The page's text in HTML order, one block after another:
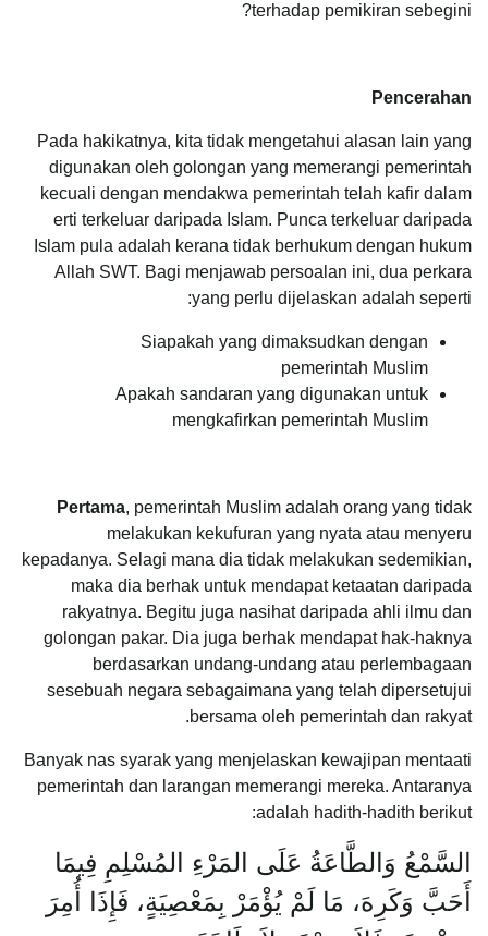
terhadap pemikiran sebegini?
Pencerahan
Pada hakikatnya, kita tidak mengetahui alasan lain yang
digunakan oleh golongan yang memerangi pemerintah
kecuali dengan mendakwa pemerintah telah kafir dalam
erti terkeluar daripada Islam. Punca terkeluar daripada
Islam pula adalah kerana tidak berhukum dengan hukum
Allah SWT. Bagi menjawab persoalan ini, dua perkara
yang perlu dijelaskan adalah seperti:
Siapakah yang dimaksudkan dengan
pemerintah Muslim
Apakah sandaran yang digunakan untuk
mengkafirkan pemerintah Muslim
Pertama, pemerintah Muslim adalah orang yang tidak
melakukan kekufuran yang nyata atau menyeru
kepadanya. Selagi mana dia tidak melakukan sedemikian,
maka dia berhak untuk mendapat ketaatan daripada
rakyatnya. Begitu juga nasihat daripada ahli ilmu dan
golongan pakar. Dia juga berhak mendapat hak-haknya
berdasarkan undang-undang atau perlembagaan
sesebuah negara sebagaimana yang telah dipersetujui
bersama oleh pemerintah dan rakyat.
Banyak nas syarak yang menjelaskan kewajipan mentaati
pemerintah dan larangan memerangi mereka. Antaranya
adalah hadith-hadith berikut:
السَّمْعُ وَالطَّاعَةُ عَلَى المَرْءِ المُسْلِمِ فِيمَا
أَحَبَّ وَكَرِهَ، مَا لَمْ يُؤْمَرْ بِمَعْصِيَةٍ، فَإِذَا أُمِرَ